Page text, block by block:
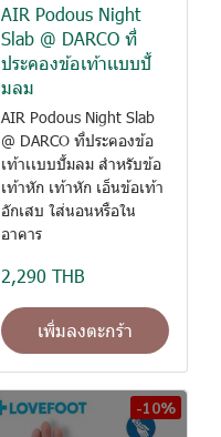
AIR Podous Night
Slab @ DARCO ที่
ประคองข้อเท้าเเบบปั้
มลม
AIR Podous Night Slab
@ DARCO ที่ประคองข้อ
เท้าเเบบปั้มลม สำหรับข้อ
เท้าหัก เท้าหัก เอ็นข้อเท้า
อักเสบ ใส่นอนหรือใน
อาคาร
2,290 THB
เพิ่มลงตะกร้า
-10%